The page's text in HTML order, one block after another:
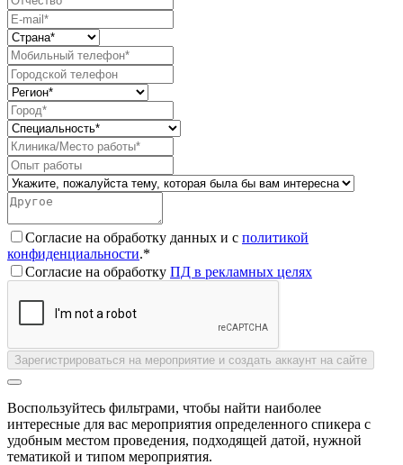
Согласие на обработку данных и с политикой
конфиденциальности.*
Согласие на обработку ПД в рекламных целях
Зарегистрироваться на мероприятие и создать аккаунт на сайте
Воспользуйтесь фильтрами, чтобы найти наиболее
интересные для вас мероприятия определенного спикера с
удобным местом проведения, подходящей датой, нужной
тематикой и типом мероприятия.